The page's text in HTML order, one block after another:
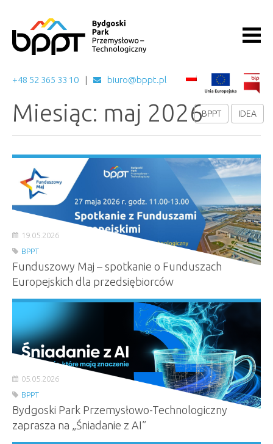
+48 52 365 33 10 biuro@bppt.pl
Miesiąc: maj 2026BPPT IDEA
19.05.2026
BPPT
Funduszowy Maj – spotkanie o Funduszach
Europejskich dla przedsiębiorców
05.05.2026
BPPT
Bydgoski Park Przemysłowo-Technologiczny
zaprasza na „Śniadanie z AI”